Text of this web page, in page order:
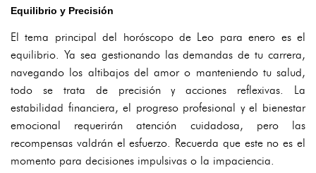
Equilibrio y Precisión
El tema principal del horóscopo de Leo para enero es el
equilibrio. Ya sea gestionando las demandas de tu carrera,
navegando los altibajos del amor o manteniendo tu salud,
todo se trata de precisión y acciones reflexivas. La
estabilidad financiera, el progreso profesional y el bienestar
emocional requerirán atención cuidadosa, pero las
recompensas valdrán el esfuerzo. Recuerda que este no es el
momento para decisiones impulsivas o la impaciencia.